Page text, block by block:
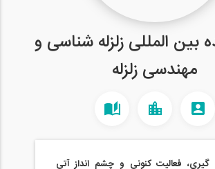
بین المللی زلزله شناسی و
مهندسی زلزله
فعالیت کنونی و چشم انداز آتی